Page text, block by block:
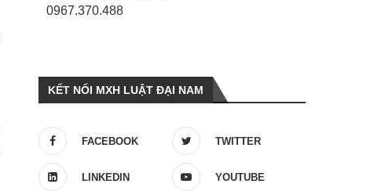
0967.370.488
KẾT NỐI MXH LUẬT ĐẠI NAM
FACEBOOK TWITTER
LINKEDIN YOUTUBE